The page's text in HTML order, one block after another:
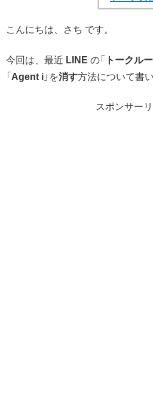
こんにちは、さち です。
今回は、最近 LINE の「 トークル
「 Agent i 」を消す方法について書
スポンサー